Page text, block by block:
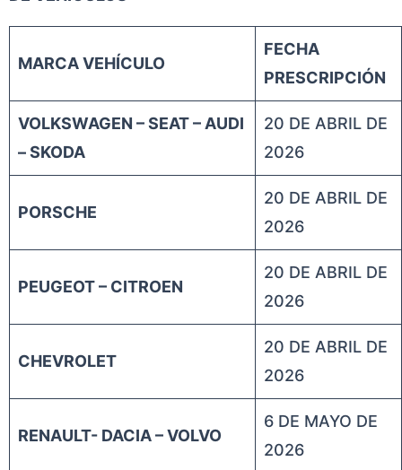
MARCA VEHÍCULO
FECHA
PRESCRIPCIÓN
VOLKSWAGEN – SEAT – AUDI
– SKODA
20 DE ABRIL DE
2026
PORSCHE
20 DE ABRIL DE
2026
PEUGEOT – CITROEN
20 DE ABRIL DE
2026
CHEVROLET
20 DE ABRIL DE
2026
RENAULT- DACIA – VOLVO
6 DE MAYO DE
2026